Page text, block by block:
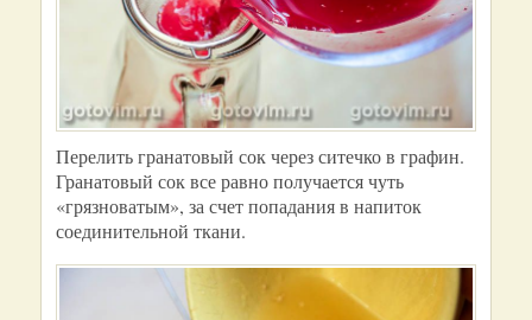
Перелить гранатовый сок через ситечко в графин.
Гранатовый сок все равно получается чуть
«грязноватым», за счет попадания в напиток
соединительной ткани.